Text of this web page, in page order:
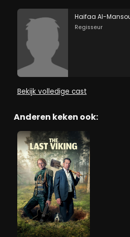
Haifaa Al-
Regisseur
Bekijk volledige cast
Anderen keken ook: